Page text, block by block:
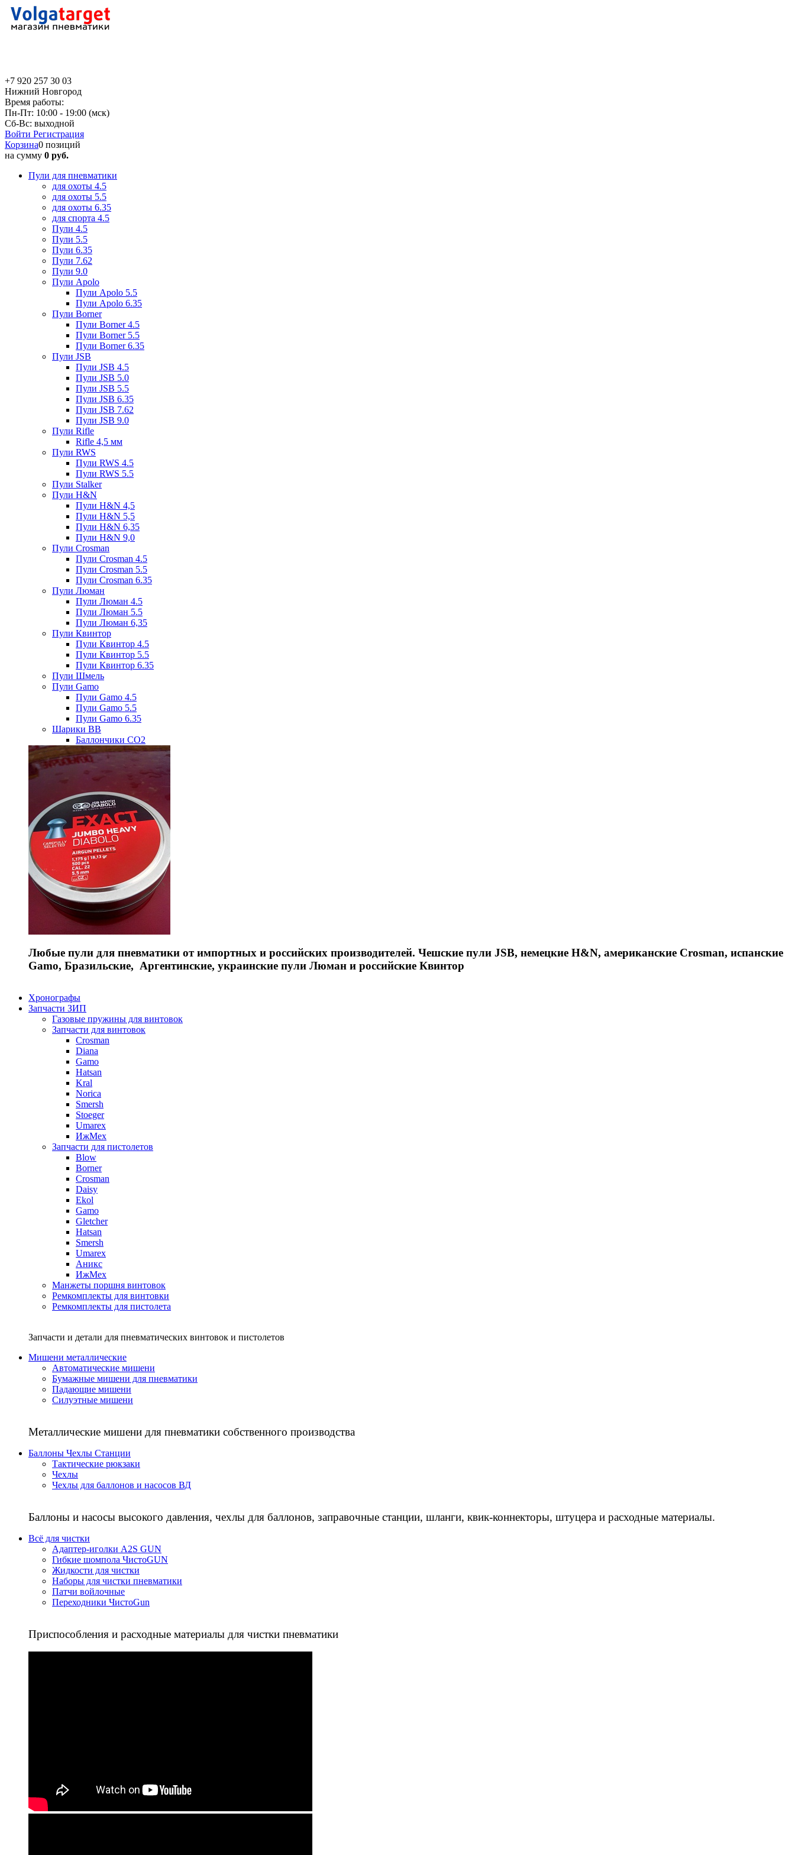
+7 920 257 30 03
Нижний Новгород
Время работы:
Пн-Пт: 10:00 - 19:00 (мск)
Сб-Вс: выходной
Войти Регистрация
Корзина0 позиций
на сумму 0 руб.
Пули для пневматики
для охоты 4.5
для охоты 5.5
для охоты 6.35
для спорта 4.5
Пули 4.5
Пули 5.5
Пули 6.35
Пули 7.62
Пули 9.0
Пули Apolo
Пули Apolo 5.5
Пули Apolo 6.35
Пули Borner
Пули Borner 4.5
Пули Borner 5.5
Пули Borner 6.35
Пули JSB
Пули JSB 4.5
Пули JSB 5.0
Пули JSB 5.5
Пули JSB 6.35
Пули JSB 7.62
Пули JSB 9.0
Пули Rifle
Rifle 4,5 мм
Пули RWS
Пули RWS 4.5
Пули RWS 5.5
Пули Stalker
Пули H&N
Пули H&N 4,5
Пули H&N 5,5
Пули H&N 6,35
Пули H&N 9,0
Пули Crosman
Пули Crosman 4.5
Пули Crosman 5.5
Пули Crosman 6.35
Пули Люман
Пули Люман 4.5
Пули Люман 5.5
Пули Люман 6,35
Пули Квинтор
Пули Квинтор 4.5
Пули Квинтор 5.5
Пули Квинтор 6.35
Пули Шмель
Пули Gamo
Пули Gamo 4.5
Пули Gamo 5.5
Пули Gamo 6.35
Шарики BB
Баллончики CO2
Любые пули для пневматики от импортных и российских производителей. Чешские пули JSB, немецкие H&N, американские Crosman, испанские
Gamo, Бразильские, Аргентинские, украинские пули Люман и российские Квинтор
Хронографы
Запчасти ЗИП
Газовые пружины для винтовок
Запчасти для винтовок
Crosman
Diana
Gamo
Hatsan
Kral
Norica
Smersh
Stoeger
Umarex
ИжМех
Запчасти для пистолетов
Blow
Borner
Crosman
Daisy
Ekol
Gamo
Gletcher
Hatsan
Smersh
Umarex
Аникс
ИжМех
Манжеты поршня винтовок
Ремкомплекты для винтовки
Ремкомплекты для пистолета
Запчасти и детали для пневматических винтовок и пистолетов
Мишени металлические
Автоматические мишени
Бумажные мишени для пневматики
Падающие мишени
Силуэтные мишени
Металлические мишени для пневматики собственного производства
Баллоны Чехлы Станции
Тактические рюкзаки
Чехлы
Чехлы для баллонов и насосов ВД
Баллоны и насосы высокого давления, чехлы для баллонов, заправочные станции, шланги, квик-коннекторы, штуцера и расходные материалы.
Всё для чистки
Адаптер-иголки A2S GUN
Гибкие шомпола ЧистоGUN
Жидкости для чистки
Наборы для чистки пневматики
Патчи войлочные
Переходники ЧистоGun
Приспособления и расходные материалы для чистки пневматики